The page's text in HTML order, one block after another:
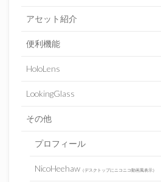
アセット紹介
便利機能
HoloLens
LookingGlass
その他
プロフィール
NicoHeehaw（デスクトップにニコニコ動画風表示）